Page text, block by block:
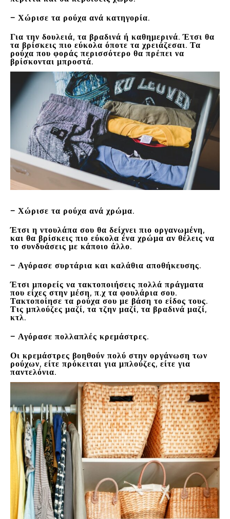
– Χώρισε τα ρούχα ανά κατηγορία.
Για την δουλειά, τα βραδινά ή καθημερινά. Έτσι θα
τα βρίσκεις πιο εύκολα όποτε τα χρειάζεσαι. Τα
ρούχα που φοράς περισσότερο θα πρέπει να
βρίσκονται μπροστά.
– Χώρισε τα ρούχα ανά χρώμα.
Έτσι η ντουλάπα σου θα δείχνει πιο οργανωμένη,
και θα βρίσκεις πιο εύκολα ένα χρώμα αν θέλεις να
το συνδυάσεις με κάποιο άλλο.
– Αγόρασε συρτάρια και καλάθια αποθήκευσης.
Έτσι μπορείς να τακτοποιήσεις πολλά πράγματα
που είχες στην μέση, π.χ τα φουλάρια σου.
Τακτοποίησε τα ρούχα σου με βάση το είδος τους.
Τις μπλούζες μαζί, τα τζην μαζί, τα βραδινά μαζί,
κτλ.
– Αγόρασε πολλαπλές κρεμάστρες.
Οι κρεμάστρες βοηθούν πολύ στην οργάνωση των
ρούχων, είτε πρόκειται για μπλούζες, είτε για
παντελόνια.